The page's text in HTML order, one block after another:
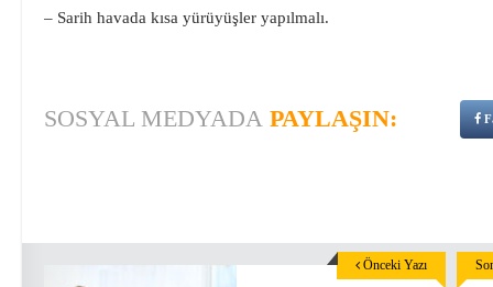
– Sarih havada kısa yürüyüşler yapılmalı.
SOSYAL MEDYADA PAYLAŞIN:
Önceki Yazı